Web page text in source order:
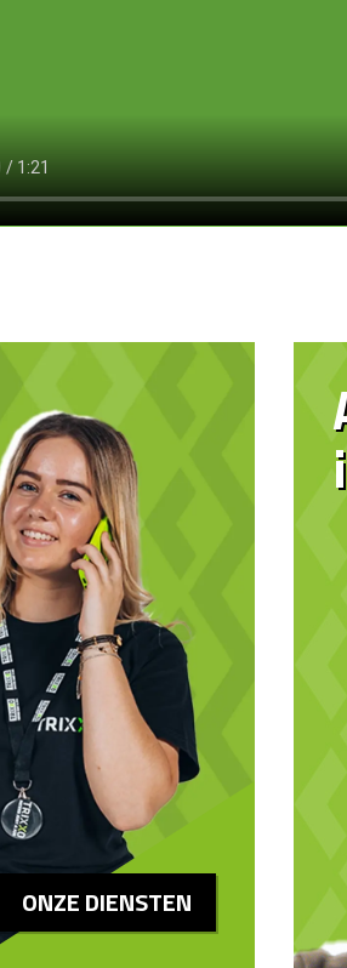
ONZE DIENSTEN